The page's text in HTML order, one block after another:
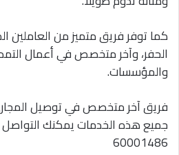
كما توفر فريق متميز من
الحفر، وآخر متخصص في أعمال
والمؤسسات.
فريق آخر متخصص في توصيل
جميع هذه الخدمات يمكنك التواصل
60001486